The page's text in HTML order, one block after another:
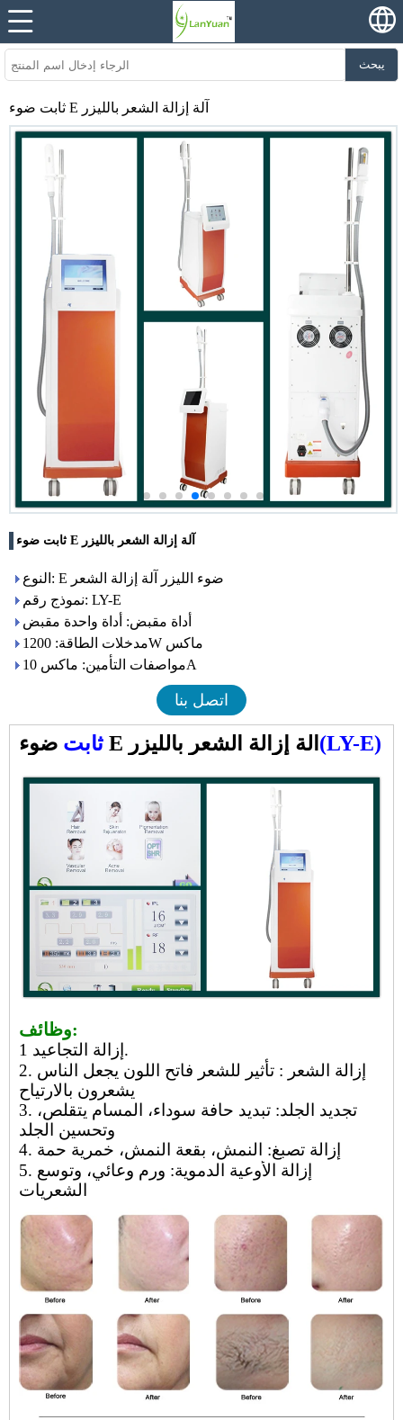
يبحث
ثابت ضوء E آلة إزالة الشعر بالليزر
ثابت ضوء E آلة إزالة الشعر بالليزر
النوع: E ضوء الليزر آلة إزالة الشعر
نموذج رقم: LY-E
أداة مقبض: أداة واحدة مقبض
مدخلات الطاقة: 1200W ماكس
مواصفات التأمين: ماكس 10A
اتصل بنا
ثابت ضوء E آلة إزالة الشعر بالليزر (LY-E)
وظائف:
إزالة التجاعيد 1.
2. إزالة الشعر : تأثير للشعر فاتح اللون يجعل الناس
يشعرون بالارتياح
3. تجديد الجلد: تبديد حافة سوداء، المسام يتقلص،
وتحسين الجلد
4. إزالة تصبغ: النمش، بقعة النمش، خمرية حمة
5. إزالة الأوعية الدموية: ورم وعائي، وتوسع
الشعريات